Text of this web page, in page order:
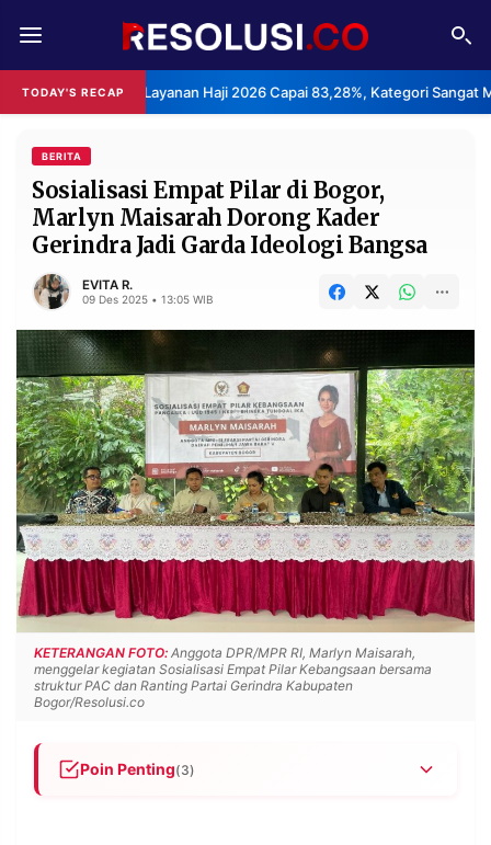
TODAY'S RECAP
Layanan Haji 2026 Capai 83,28%, Kategori Sangat Memuaskan.
REDAKSI TENTANG
RESOLUSI IKLAN
RUBRIKASI
EDITORIAL AKSARA
FINANSIA PERSONA
DAERAH NASIONAL
MANCA SPORT
INFORMASI
PRIVACY
POLICY
BERITA
WARGA
INFORMASI
IKLAN
KIRIM
TULISAN
PENGADUAN TERM
OF
KAMI
BERITA
Sosialisasi Empat Pilar di Bogor,
Marlyn Maisarah Dorong Kader
Gerindra Jadi Garda Ideologi Bangsa
EVITA R.
09 Des 2025 • 13:05 WIB
KETERANGAN FOTO: Anggota DPR/MPR RI, Marlyn Maisarah,
menggelar kegiatan Sosialisasi Empat Pilar Kebangsaan bersama
struktur PAC dan Ranting Partai Gerindra Kabupaten
Bogor/Resolusi.co
Poin Penting(3)